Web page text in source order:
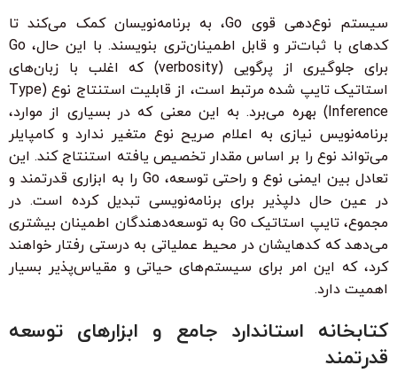
سیستم نوع‌دهی قوی Go، به برنامه‌نویسان کمک می‌کند تا
کدهای با ثبات‌تر و قابل اطمینان‌تری بنویسند. با این حال، Go
برای جلوگیری از پرگویی (verbosity) که اغلب با زبان‌های
استاتیک تایپ شده مرتبط است، از قابلیت استنتاج نوع (Type
Inference) بهره می‌برد. به این معنی که در بسیاری از موارد،
برنامه‌نویس نیازی به اعلام صریح نوع متغیر ندارد و کامپایلر
می‌تواند نوع را بر اساس مقدار تخصیص یافته استنتاج کند. این
تعادل بین ایمنی نوع و راحتی توسعه، Go را به ابزاری قدرتمند و
در عین حال دلپذیر برای برنامه‌نویسی تبدیل کرده است. در
مجموع، تایپ استاتیک Go به توسعه‌دهندگان اطمینان بیشتری
می‌دهد که کدهایشان در محیط عملیاتی به درستی رفتار خواهند
کرد، که این امر برای سیستم‌های حیاتی و مقیاس‌پذیر بسیار
اهمیت دارد.
کتابخانه استاندارد جامع و ابزارهای توسعه
قدرتمند